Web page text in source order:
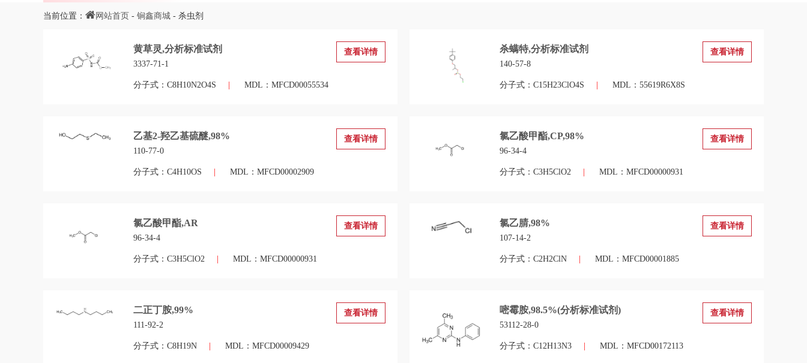
当前位置： 网站首页 - 锏鑫商城 - 杀虫剂
查看详情
黄草灵,分析标准试剂
3337-71-1
分子式：C8H10N2O4S MDL：MFCD00055534
查看详情
杀螨特,分析标准试剂
140-57-8
分子式：C15H23ClO4S MDL：55619R6X8S
查看详情
乙基2-羟乙基硫醚,98%
110-77-0
分子式：C4H10OS MDL：MFCD00002909
查看详情
氯乙酸甲酯,CP,98%
96-34-4
分子式：C3H5ClO2 MDL：MFCD00000931
查看详情
氯乙酸甲酯,AR
96-34-4
分子式：C3H5ClO2 MDL：MFCD00000931
查看详情
氯乙腈,98%
107-14-2
分子式：C2H2ClN MDL：MFCD00001885
查看详情
二正丁胺,99%
111-92-2
分子式：C8H19N MDL：MFCD00009429
查看详情
嘧霉胺,98.5%(分析标准试剂)
53112-28-0
分子式：C12H13N3 MDL：MFCD00172113